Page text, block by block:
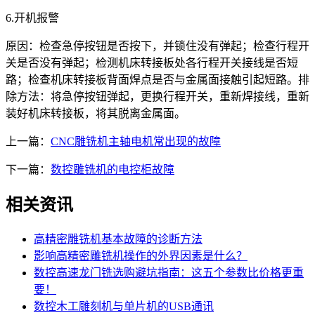
6.开机报警
原因：检查急停按钮是否按下，并锁住没有弹起；检查行程开
关是否没有弹起；检测机床转接板处各行程开关接线是否短
路；检查机床转接板背面焊点是否与金属面接触引起短路。排
除方法：将急停按钮弹起，更换行程开关，重新焊接线，重新
装好机床转接板，将其脱离金属面。
上一篇： CNC雕铣机主轴电机常出现的故障
下一篇： 数控雕铣机的电控柜故障
相关资讯
高精密雕铣机基本故障的诊断方法
影响高精密雕铣机操作的外界因素是什么？
数控高速龙门铣选购避坑指南：这五个参数比价格更重
要！
数控木工雕刻机与单片机的USB通讯